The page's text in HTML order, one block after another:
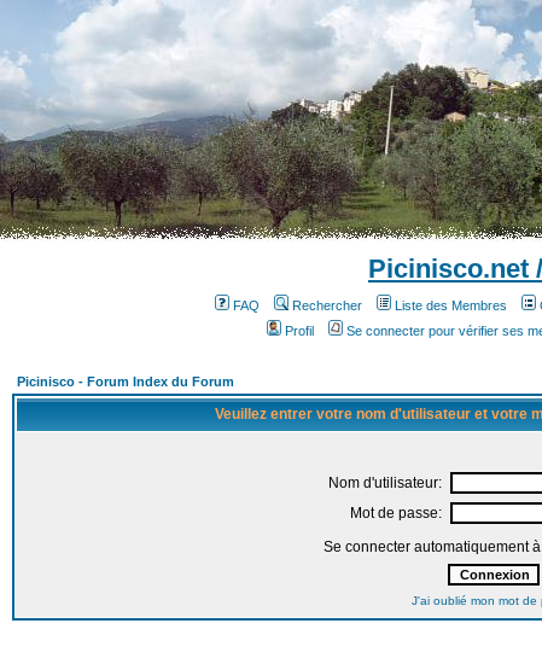
Picinisco.net
FAQ Rechercher Liste des Membres
Profil
Se connecter pour vérifier ses
Picinisco - Forum Index du Forum
Veuillez entrer votre nom d'utilisateur et votre
Nom d'utilisateur:
Mot de passe:
Se connecter automatiquement
J'ai oublié mon mot de